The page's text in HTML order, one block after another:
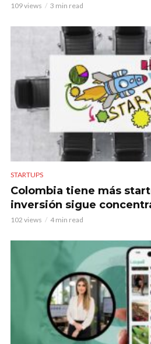
109 views 3 min read
STARTUPS
Colombia tiene más
inversión sigue
102 views 4 min read